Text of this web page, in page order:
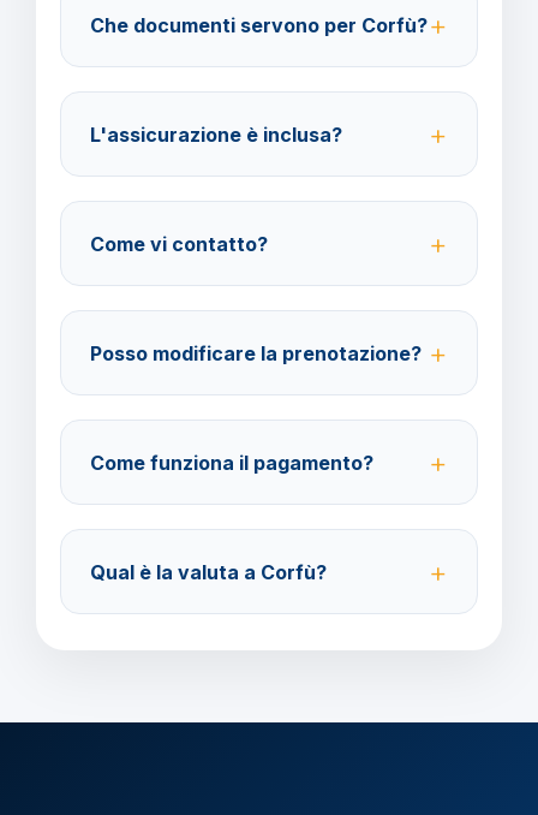
possibile ottenere il rimborso del 100%.
Che documenti servono per Corfù?
per la destinazione scelta.
L'assicurazione è inclusa?
consigliate per coprire spese mediche e
cancellazione viaggio.
Come vi contatto?
amministrazione@barbaviaggi.it, o tramite il sito
barbaviaggi.it.
Posso modificare la prenotazione?
prima della partenza con un costo di 70 euro a
modifica.
Come funziona il pagamento?
Acconto del 40% alla prenotazione, saldo 30 giorni
prima della partenza.
Qual è la valuta a Corfù?